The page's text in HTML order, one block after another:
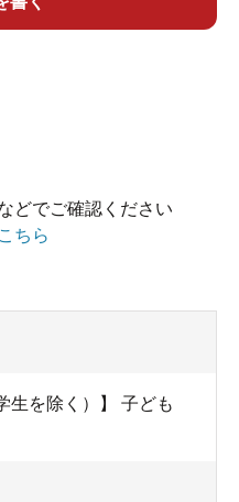
どでご確認ください
ちら
生を除く）】 子ども